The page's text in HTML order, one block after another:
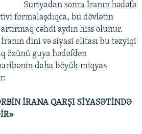
Suriyadan sonra İranın hədəfə
formalaşdıqca, bu dövlətin
cəhdi aydın hiss olunur.
dini və siyasi elitası bu təzyiqi
özünü guya hədəfdən
daha böyük miqyas
İRANA QARŞI SİYASƏTİNDƏ